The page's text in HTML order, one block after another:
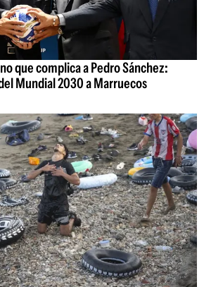
que complica a Pedro Sánchez:
Mundial 2030 a Marruecos